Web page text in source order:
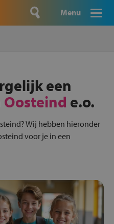
Menu
een
Oosteind e.o.
Wij hebben hieronder
voor je in een